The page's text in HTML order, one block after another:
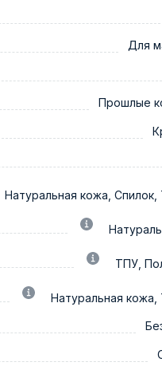
Для
Прошлые
Натуральная кожа, Спилок,
ТПУ,
Натуральная кожа,